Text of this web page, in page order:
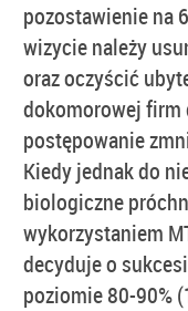
pozostawienie na
wizycie należy
oraz oczyścić
dokomorowej firm
postępowanie
Kiedy jednak do
biologiczne
wykorzystaniem
decyduje o
poziomie 80-90%